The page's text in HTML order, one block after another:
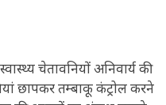
चेतावनियों अनिवार्य की
छापकर तम्बाकू कंट्रोल करने